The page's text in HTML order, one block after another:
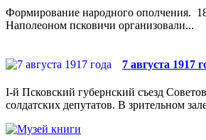
Формирование народного ополчения.
Наполеоном псковичи организовали...
7 августа 1917
I-й Псковский губернский съезд
солдатских депутатов. В зрительном